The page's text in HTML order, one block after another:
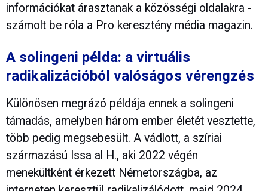
információkat árasztanak a közösségi oldalakra -
számolt be róla a Pro keresztény média magazin.
A solingeni példa: a virtuális
radikalizációból valóságos vérengzés
Különösen megrázó példája ennek a solingeni
támadás, amelyben három ember életét vesztette,
több pedig megsebesült. A vádlott, a szíriai
származású Issa al H., aki 2022 végén
menekültként érkezett Németországba, az